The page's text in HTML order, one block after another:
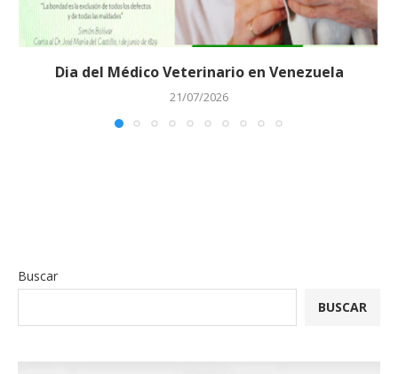
Dia del Médico Veterinario en Venezuela
21/07/2026
Buscar
BUSCAR